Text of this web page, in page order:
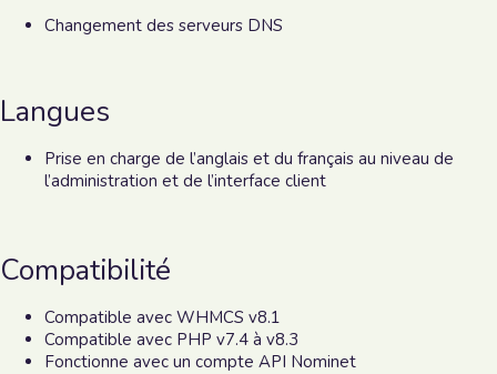
Changement des serveurs DNS
Langues
Prise en charge de l’anglais et du français au niveau de
l’administration et de l’interface client
Compatibilité
Compatible avec WHMCS v8.1
Compatible avec PHP v7.4 à v8.3
Fonctionne avec un compte API Nominet